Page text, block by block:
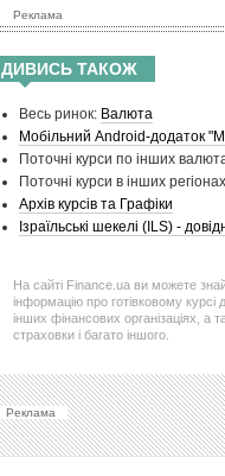
Реклама
ДИВИСЬ ТАКОЖ
Весь ринок: Валюта
Мобільний Android-додаток
Поточні курси по інших
Поточні курси в інших
Архів курсів та Графіки
Ізраїльські шекелi (ILS) -
На сайті Finance.ua ви можете
інформацію про готівковому
інших фінансових організаціях, а
страховки і багато іншого.
Реклама